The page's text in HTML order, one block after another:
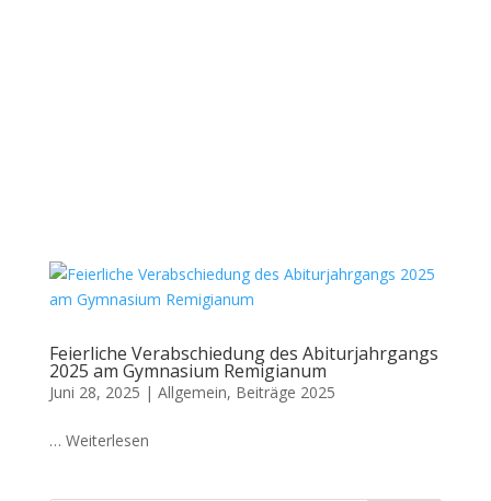
Feierliche Verabschiedung des Abiturjahrgangs
2025 am Gymnasium Remigianum
Juni 28, 2025 | Allgemein, Beiträge 2025
… Weiterlesen